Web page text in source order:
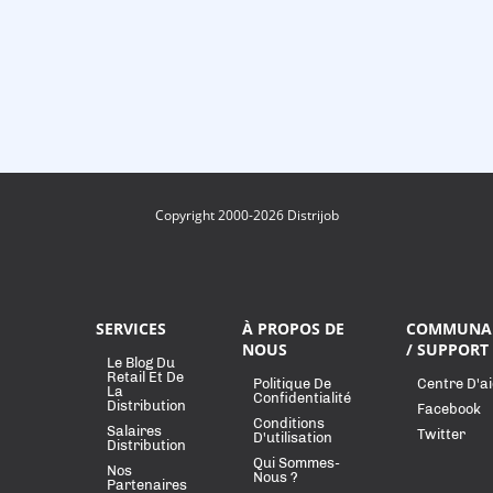
Copyright 2000-2026 Distrijob
SERVICES
Le Blog Du
Retail Et De
La
Distribution
Salaires
Distribution
Nos
Partenaires
À PROPOS DE
NOUS
Politique De
Confidentialité
Conditions
D'utilisation
Qui Sommes-
Nous ?
/ SUPPORT
Centre
Facebook
Twitter